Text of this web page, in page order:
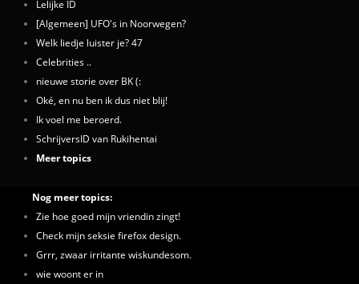
Lelijke ID
[Algemeen] UFO's in Noorwegen?
Welk liedje luister je? 47
Celebrities ..
nieuwe storie over BK (:
Oké, en nu ben ik dus niet blij!
Ik voel me beroerd.
SchrijversID van Rukihentai
Meer topics
Nog meer topics:
Zie hoe goed mijn vriendin zingt!
Check mijn seksie firefox design.
Grrr, zwaar irritante wiskundesom.
wie woont er in